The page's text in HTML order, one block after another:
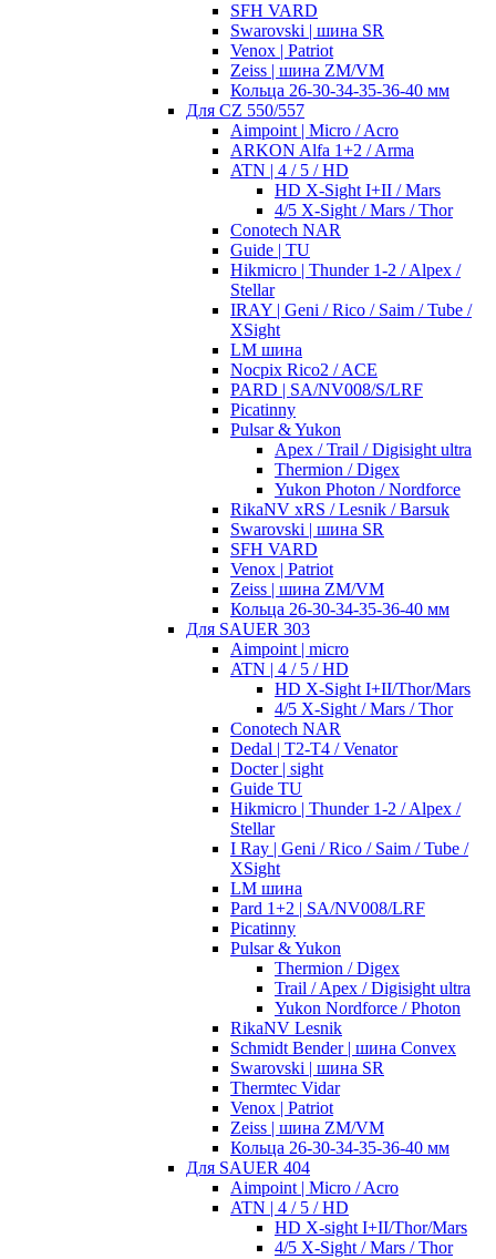
SFH VARD
Swarovski | шина SR
Venox | Patriot
Zeiss | шина ZM/VM
Кольца 26-30-34-35-36-40 мм
Для CZ 550/557
Aimpoint | Micro / Acro
ARKON Alfa 1+2 / Arma
ATN | 4 / 5 / HD
HD X-Sight I+II / Mars
4/5 X-Sight / Mars / Thor
Conotech NAR
Guide | TU
Hikmicro | Thunder 1-2 / Alpex /
Stellar
IRAY | Geni / Rico / Saim / Tube /
XSight
LM шина
Nocpix Rico2 / ACE
PARD | SA/NV008/S/LRF
Picatinny
Pulsar & Yukon
Apex / Trail / Digisight ultra
Thermion / Digex
Yukon Photon / Nordforce
RikaNV xRS / Lesnik / Barsuk
Swarovski | шина SR
SFH VARD
Venox | Patriot
Zeiss | шина ZM/VM
Кольца 26-30-34-35-36-40 мм
Для SAUER 303
Aimpoint | micro
ATN | 4 / 5 / HD
HD X-Sight I+II/Thor/Mars
4/5 X-Sight / Mars / Thor
Conotech NAR
Dedal | T2-T4 / Venator
Docter | sight
Guide TU
Hikmicro | Thunder 1-2 / Alpex /
Stellar
I Ray | Geni / Rico / Saim / Tube /
XSight
LM шина
Pard 1+2 | SA/NV008/LRF
Picatinny
Pulsar & Yukon
Thermion / Digex
Trail / Apex / Digisight ultra
Yukon Nordforce / Photon
RikaNV Lesnik
Schmidt Bender | шина Convex
Swarovski | шина SR
Thermtec Vidar
Venox | Patriot
Zeiss | шина ZM/VM
Кольца 26-30-34-35-36-40 мм
Для SAUER 404
Aimpoint | Micro / Acro
ATN | 4 / 5 / HD
HD X-sight I+II/Thor/Mars
4/5 X-Sight / Mars / Thor